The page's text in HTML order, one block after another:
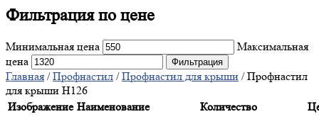
Фильтрацияпо цене
Минимальная цена
Максимальная
цена
Фильтрация
Главная /Профнастил /Профнастил для крыши / Профнастил
для крыши Н126
Изображение Наименование Количество